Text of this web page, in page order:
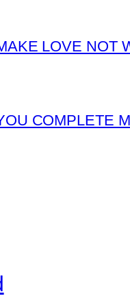
LOVE NOT
COMPLETE